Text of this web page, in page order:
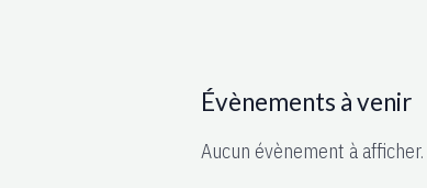
Évènements à venir
Aucun évènement à afficher.